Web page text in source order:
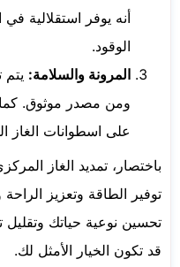
أنه يوفر استقلالية
الوقود.
المرونة والسلامة:
ومن مصدر موثوق. كما
على اسطوانات الغاز
باختصار، تمديد الغاز
توفير الطاقة وتعزيز
تحسين نوعية حياتك وتقليل
قد تكون الخيار الأمثل لك.